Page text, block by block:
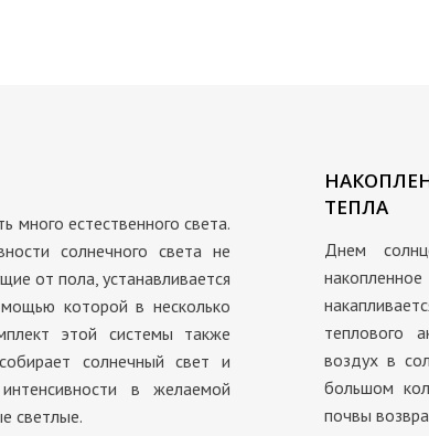
много естественного света.
солнечного света не
от пола, устанавливается
которой в несколько
этой системы также
солнечный свет и
в желаемой
светлые.
ТЕПЛА
Днем
теплового
воздух в
большом
почвы